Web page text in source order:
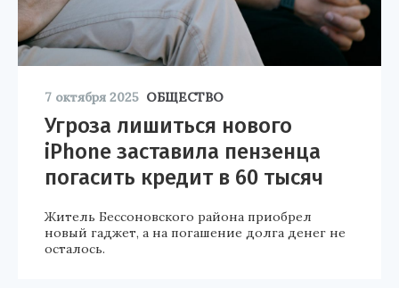
7 октября 2025 ОБЩЕСТВО
Угроза лишиться нового
iPhone заставила пензенца
погасить кредит в 60 тысяч
Житель Бессоновского района приобрел
новый гаджет, а на погашение долга денег не
осталось.